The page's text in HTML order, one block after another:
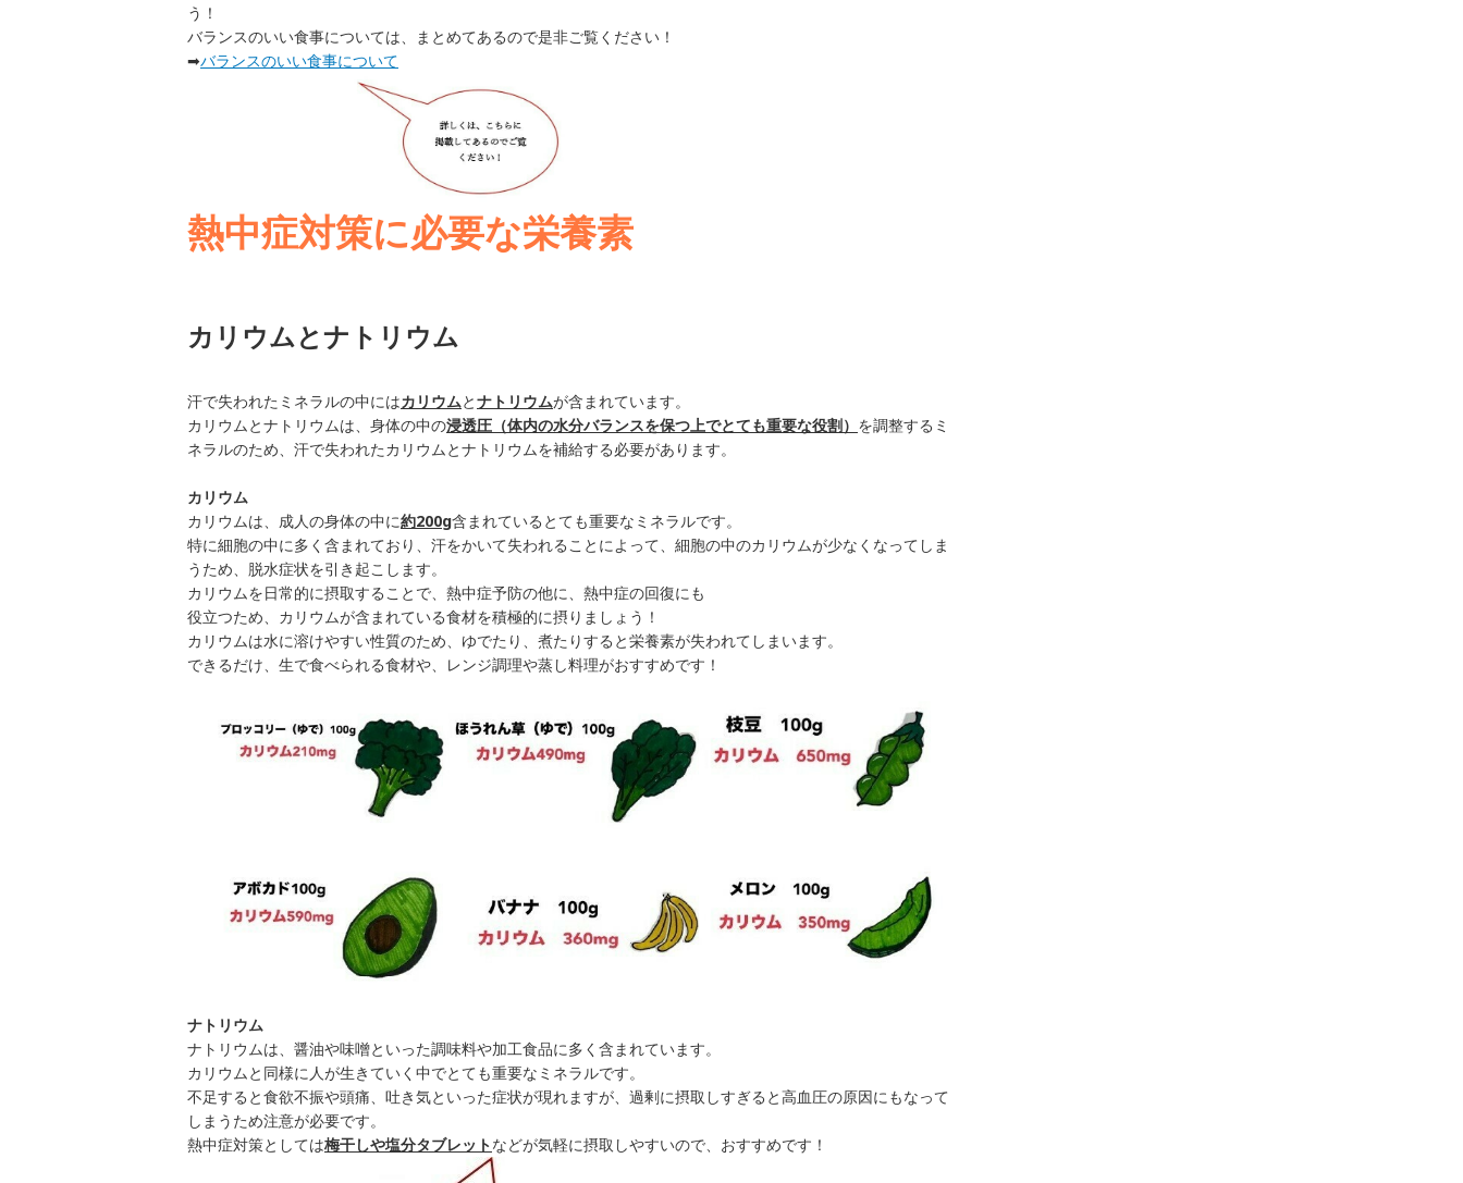
う！
バランスのいい食事については、まとめてあるので是非ご覧ください！
➡︎バランスのいい食事について
熱中症対策に必要な栄養素
カリウムとナトリウム
汗で失われたミネラルの中にはカリウムとナトリウムが含まれています。
カリウムとナトリウムは、身体の中の浸透圧（体内の水分バランスを保つ上でとても重要な役割） を調整するミ
ネラルのため、汗で失われたカリウムとナトリウムを補給する必要があります。
カリウム
カリウムは、成人の身体の中に約200g含まれているとても重要なミネラルです。
特に細胞の中に多く含まれており、汗をかいて失われることによって、細胞の中のカリウムが少なくなってしま
うため、脱水症状を引き起こします。
カリウムを日常的に摂取することで、熱中症予防の他に、熱中症の回復にも
役立つため、カリウムが含まれている食材を積極的に摂りましょう！
カリウムは水に溶けやすい性質のため、ゆでたり、煮たりすると栄養素が失われてしまいます。
できるだけ、生で食べられる食材や、レンジ調理や蒸し料理がおすすめです！
ナトリウム
ナトリウムは、醤油や味噌といった調味料や加工食品に多く含まれています。
カリウムと同様に人が生きていく中でとても重要なミネラルです。
不足すると食欲不振や頭痛、吐き気といった症状が現れますが、過剰に摂取しすぎると高血圧の原因にもなって
しまうため注意が必要です。
熱中症対策としては梅干しや塩分タブレットなどが気軽に摂取しやすいので、おすすめです！